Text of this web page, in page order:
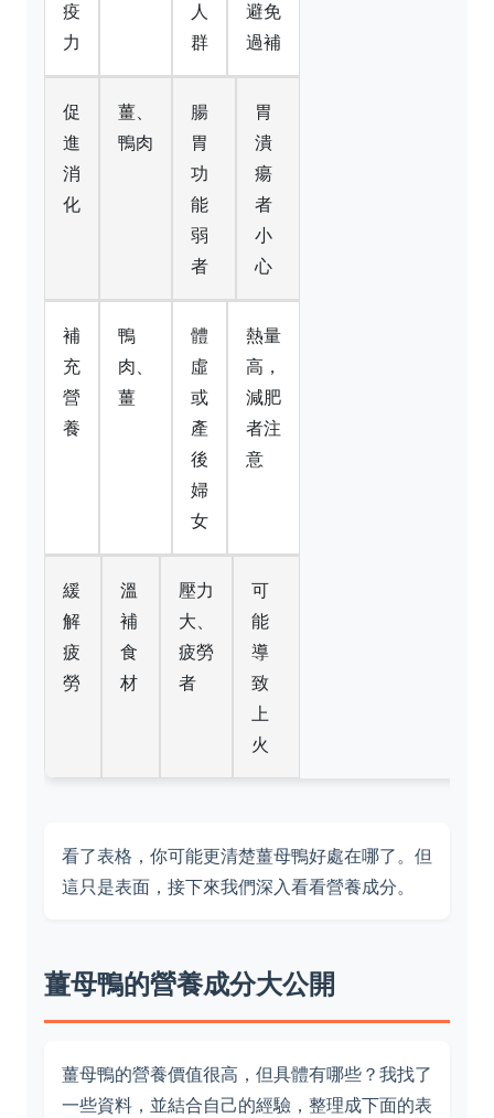
疫
力
人
群
避免
過補
促
進
消
化
薑、
鴨肉
腸
胃
功
能
弱
者
胃
潰
瘍
者
小
心
補
充
營
養
鴨
肉、
薑
體
虛
或
產
後
婦
女
熱量
高，
減肥
者注
意
緩
解
疲
勞
溫
補
食
材
壓力
大、
疲勞
者
可
能
導
致
上
火
看了表格，你可能更清楚薑母鴨好處在哪了。但
這只是表面，接下來我們深入看看營養成分。
薑母鴨的營養成分大公開
薑母鴨的營養價值很高，但具體有哪些？我找了
一些資料，並結合自己的經驗，整理成下面的表